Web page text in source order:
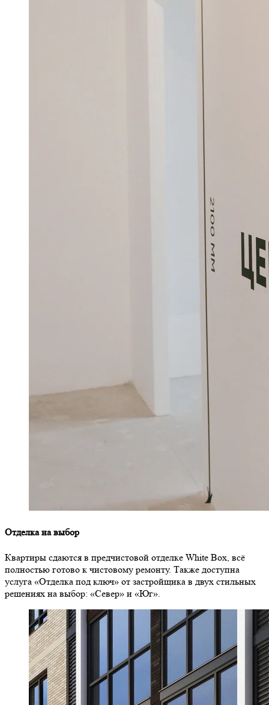
Отделка на выбор
Квартиры сдаются в предчистовой отделке White Box, всё
полностью готово к чистовому ремонту. Также доступна
услуга «Отделка под ключ» от застройщика в двух стильных
решениях на выбор: «Север» и «Юг».